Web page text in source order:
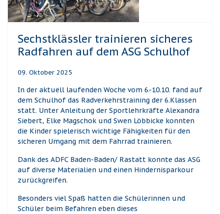
Sechstklässler trainieren sicheres
Radfahren auf dem ASG Schulhof
09. Oktober 2025
In der aktuell laufenden Woche vom 6.-10.10. fand auf
dem Schulhof das Radverkehrstraining der 6.Klassen
statt. Unter Anleitung der Sportlehrkräfte Alexandra
Siebert, Elke Magschok und Swen Löbbicke konnten
die Kinder spielerisch wichtige Fähigkeiten für den
sicheren Umgang mit dem Fahrrad trainieren.
Dank des ADFC Baden-Baden/ Rastatt konnte das ASG
auf diverse Materialien und einen Hindernisparkour
zurückgreifen.
Besonders viel Spaß hatten die Schülerinnen und
Schüler beim Befahren eben dieses